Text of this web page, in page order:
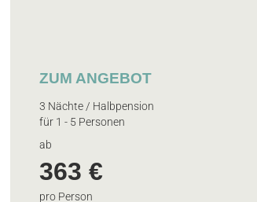
3 Nächte / Halbpension
für 1 - 5 Personen
ab
363 €
pro Person
ZUM ANGEBOT